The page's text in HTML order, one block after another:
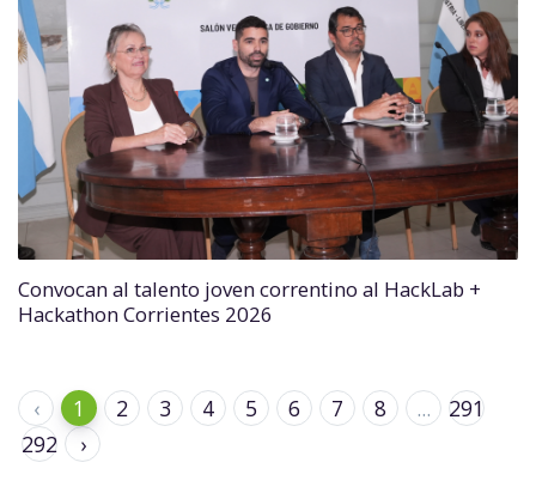
Convocan al talento joven correntino al HackLab +
Hackathon Corrientes 2026
‹ 1 2 3 4 5 6 7 8 ...
291
292
›